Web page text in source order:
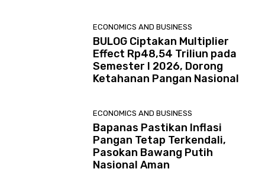
ECONOMICS AND BUSINESS
BULOG Ciptakan Multiplier
Effect Rp48,54 Triliun pada
Semester I 2026, Dorong
Ketahanan Pangan Nasional
ECONOMICS AND BUSINESS
Bapanas Pastikan Inflasi
Pangan Tetap Terkendali,
Pasokan Bawang Putih
Nasional Aman